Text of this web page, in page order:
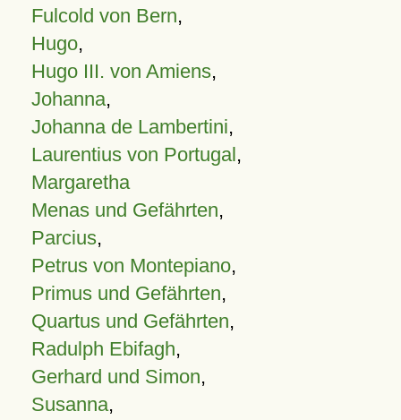
Fulcold von Bern,
Hugo,
Hugo III. von Amiens,
Johanna,
Johanna de Lambertini,
Laurentius von Portugal,
Margaretha
Menas und Gefährten,
Parcius,
Petrus von Montepiano,
Primus und Gefährten,
Quartus und Gefährten,
Radulph Ebifagh,
Gerhard und Simon,
Susanna,